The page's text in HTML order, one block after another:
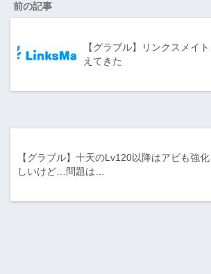
前の記事
【グラブル】リンクスメイ
えてきた
【グラブル】十天のLv120以降はアビも強化
しいけど…問題は…